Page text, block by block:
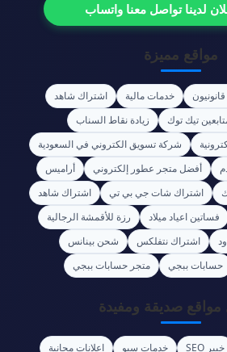
لدينا تواصل معنا واتساب
مواقع مميزة
خدمات مالية
اشتراك شاهد
تيك توك
زيادة نقاط السناب
شركة تسويق الكتروني في السعودية
أفضل متجر عطور إلكتروني
أراميس
اشتراك شات جي بي تي
اشتراك شاهد
فساتين اعياد ميلاد
رزة للأقمشة الرجالية
اشتراك نتفلكس
شحن بينانس
حسابات ببجي متجر حسابات ببجي
صديقة ومفيدة
خبير SEO خدمات سيو اعلانات مجانية